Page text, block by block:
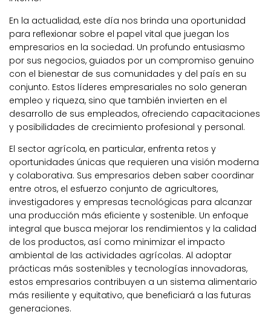
En la actualidad, este día nos brinda una oportunidad
para reflexionar sobre el papel vital que juegan los
empresarios en la sociedad. Un profundo entusiasmo
por sus negocios, guiados por un compromiso genuino
con el bienestar de sus comunidades y del país en su
conjunto. Estos líderes empresariales no solo generan
empleo y riqueza, sino que también invierten en el
desarrollo de sus empleados, ofreciendo capacitaciones
y posibilidades de crecimiento profesional y personal.
El sector agrícola, en particular, enfrenta retos y
oportunidades únicas que requieren una visión moderna
y colaborativa. Sus empresarios deben saber coordinar
entre otros, el esfuerzo conjunto de agricultores,
investigadores y empresas tecnológicas para alcanzar
una producción más eficiente y sostenible. Un enfoque
integral que busca mejorar los rendimientos y la calidad
de los productos, así como minimizar el impacto
ambiental de las actividades agrícolas. Al adoptar
prácticas más sostenibles y tecnologías innovadoras,
estos empresarios contribuyen a un sistema alimentario
más resiliente y equitativo, que beneficiará a las futuras
generaciones.